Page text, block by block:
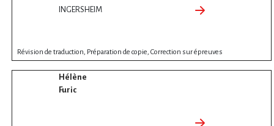
INGERSHEIM
Révision de traduction, Préparation de copie, Correction sur épreuves
Hélène
Furic